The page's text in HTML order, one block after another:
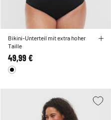
Bikini-Unterteil mit extra hoher
Taille
49,99 €